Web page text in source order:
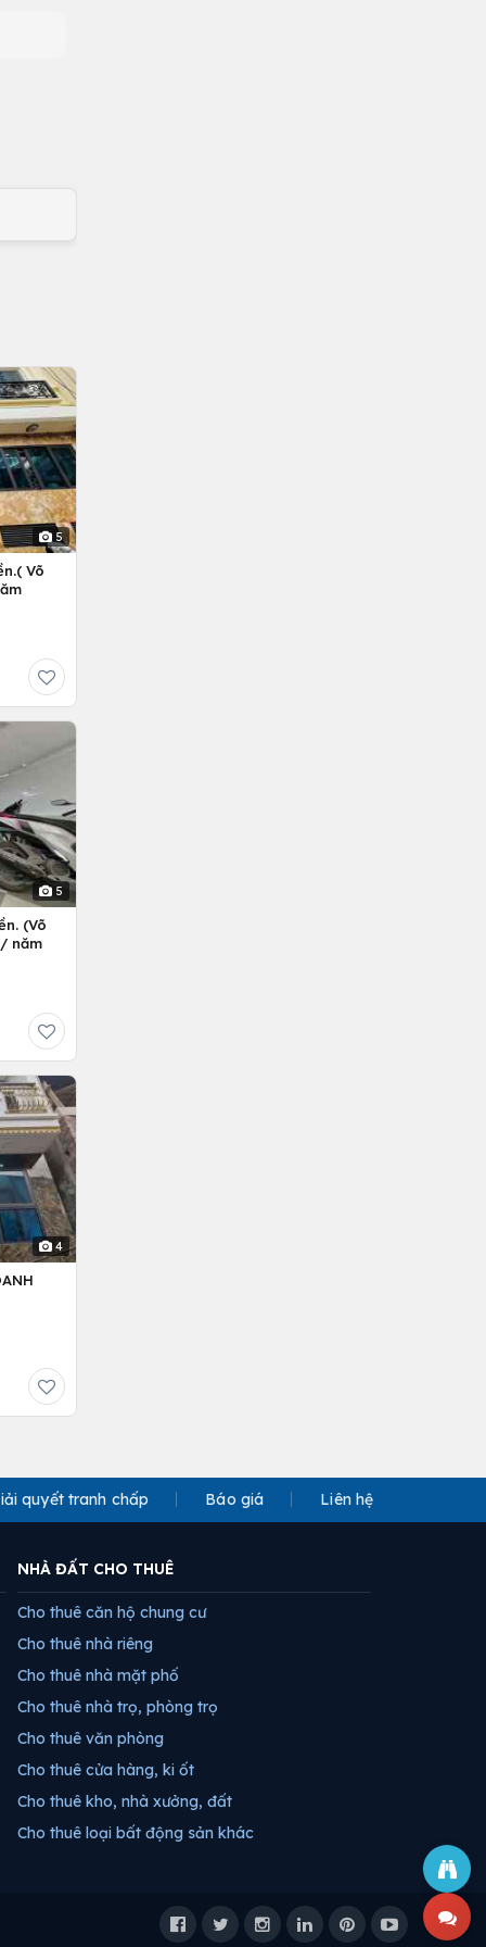
5
Võ
5
(Võ
năm
4
quyết tranh chấp Báo giá Liên hệ
NHÀ ĐẤT CHO THUÊ
Cho thuê căn hộ chung cư
Cho thuê nhà riêng
Cho thuê nhà mặt phố
Cho thuê nhà trọ, phòng trọ
Cho thuê văn phòng
Cho thuê cửa hàng, ki ốt
Cho thuê kho, nhà xưởng, đất
Cho thuê loại bất động sản khác